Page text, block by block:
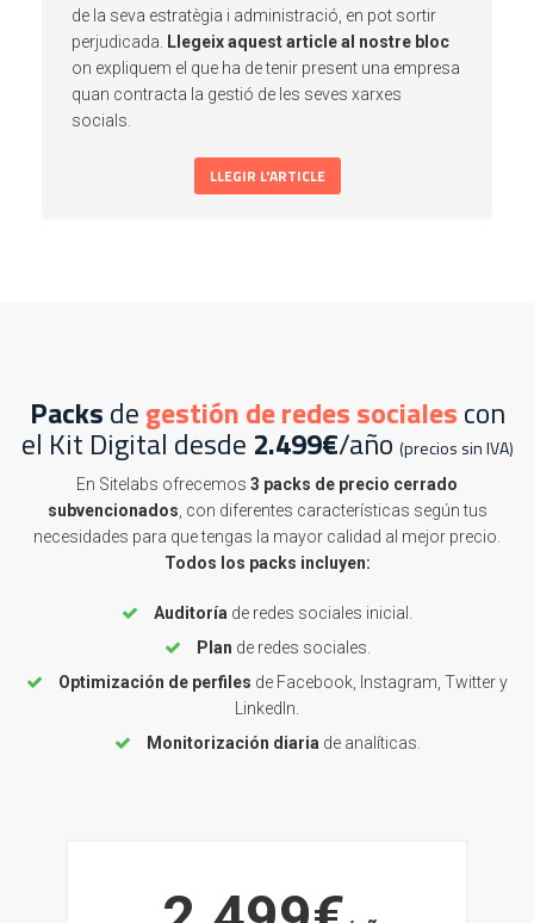
de la seva estratègia i administració, en pot sortir
perjudicada.
Llegeix aquest article al nostre bloc
on expliquem el que ha de tenir present una empresa
quan contracta la gestió de les seves xarxes
socials.
LLEGIR L'ARTICLE
Packsdegestión de redes socialescon
el Kit Digital desde 2.499€/año (precios sin IVA)
En Sitelabs ofrecemos 3 packs de precio cerrado
subvencionados , con diferentes características según tus
necesidades para que tengas la mayor calidad al mejor precio.
Todos los packs incluyen:
Auditoría de redes sociales inicial.
Plan de redes sociales.
Optimización de perfiles de Facebook, Instagram, Twitter y
LinkedIn.
Monitorización diaria de analíticas.